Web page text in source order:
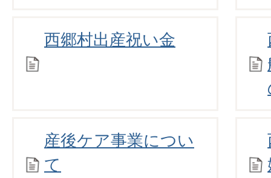
西郷村出産祝い金
産後ケア事業につい
て